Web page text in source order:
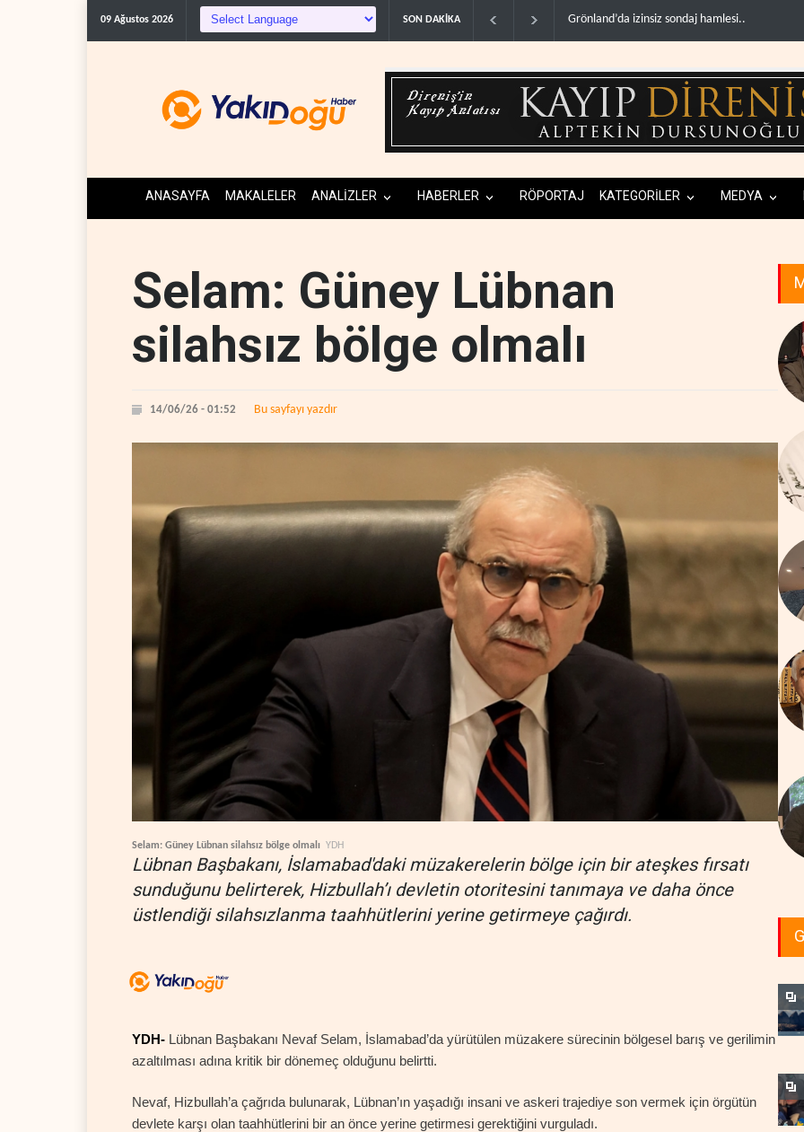
09 Ağustos 2026 SON DAKİKA Arakçi: ‘İran, tüm baskılara rağmen direnişini
ANASAYFA MAKALELER ANALİZLER HABERLER RÖPORTAJ KATEGORİLER MEDYA
Selam: Güney Lübnan
silahsız bölge olmalı
14/06/26 - 01:52 Bu sayfayı yazdır
Selam: Güney Lübnan silahsız bölge olmalı YDH
Lübnan Başbakanı, İslamabad'daki müzakerelerin bölge için bir ateşkes fırsatı
sunduğunu belirterek, Hizbullah’ı devletin otoritesini tanımaya ve daha önce
üstlendiği silahsızlanma taahhütlerini yerine getirmeye çağırdı.
YDH- Lübnan Başbakanı Nevaf Selam, İslamabad’da yürütülen müzakere sürecinin bölgesel barış ve gerilimin
azaltılması adına kritik bir dönemeç olduğunu belirtti.
Nevaf, Hizbullah’a çağrıda bulunarak, Lübnan’ın yaşadığı insani ve askeri trajediye son vermek için örgütün
devlete karşı olan taahhütlerini bir an önce yerine getirmesi gerektiğini vurguladı.